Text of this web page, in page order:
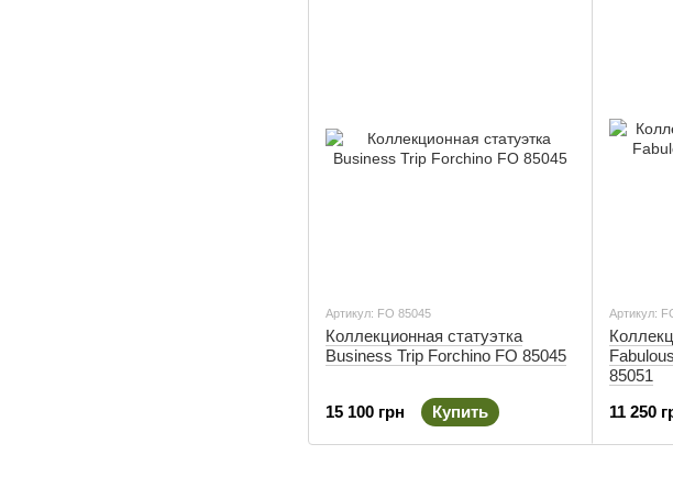
Артикул: FO 85045
Коллекционная статуэтка
Business Trip Forchino FO 85045
15 100 грн Купить
Артикул:
85051
11 250